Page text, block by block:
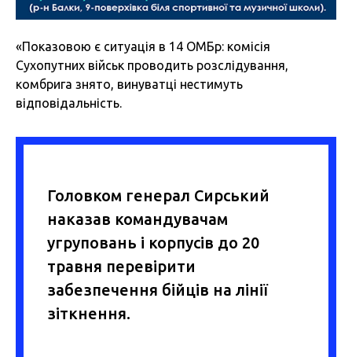
«Показовою є ситуація в 14 ОМБр: комісія
Сухопутних військ проводить розслідування,
комбрига знято, винуватці нестимуть
відповідальність.
Головком генерал Сирський
наказав командувачам
угруповань і корпусів до 20
травня перевірити
забезпечення бійців на лінії
зіткнення.